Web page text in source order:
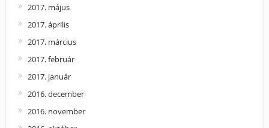
2017. május
2017. április
2017. március
2017. február
2017. január
2016. december
2016. november